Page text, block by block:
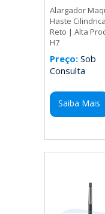
Alargador
Haste
Reto | Alta
H7
Preço: Sob
Consulta
Saiba Mais